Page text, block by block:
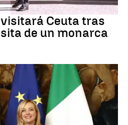
Ceuta tras
de un monarca